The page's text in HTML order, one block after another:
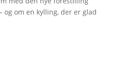
og om en kylling, der er glad